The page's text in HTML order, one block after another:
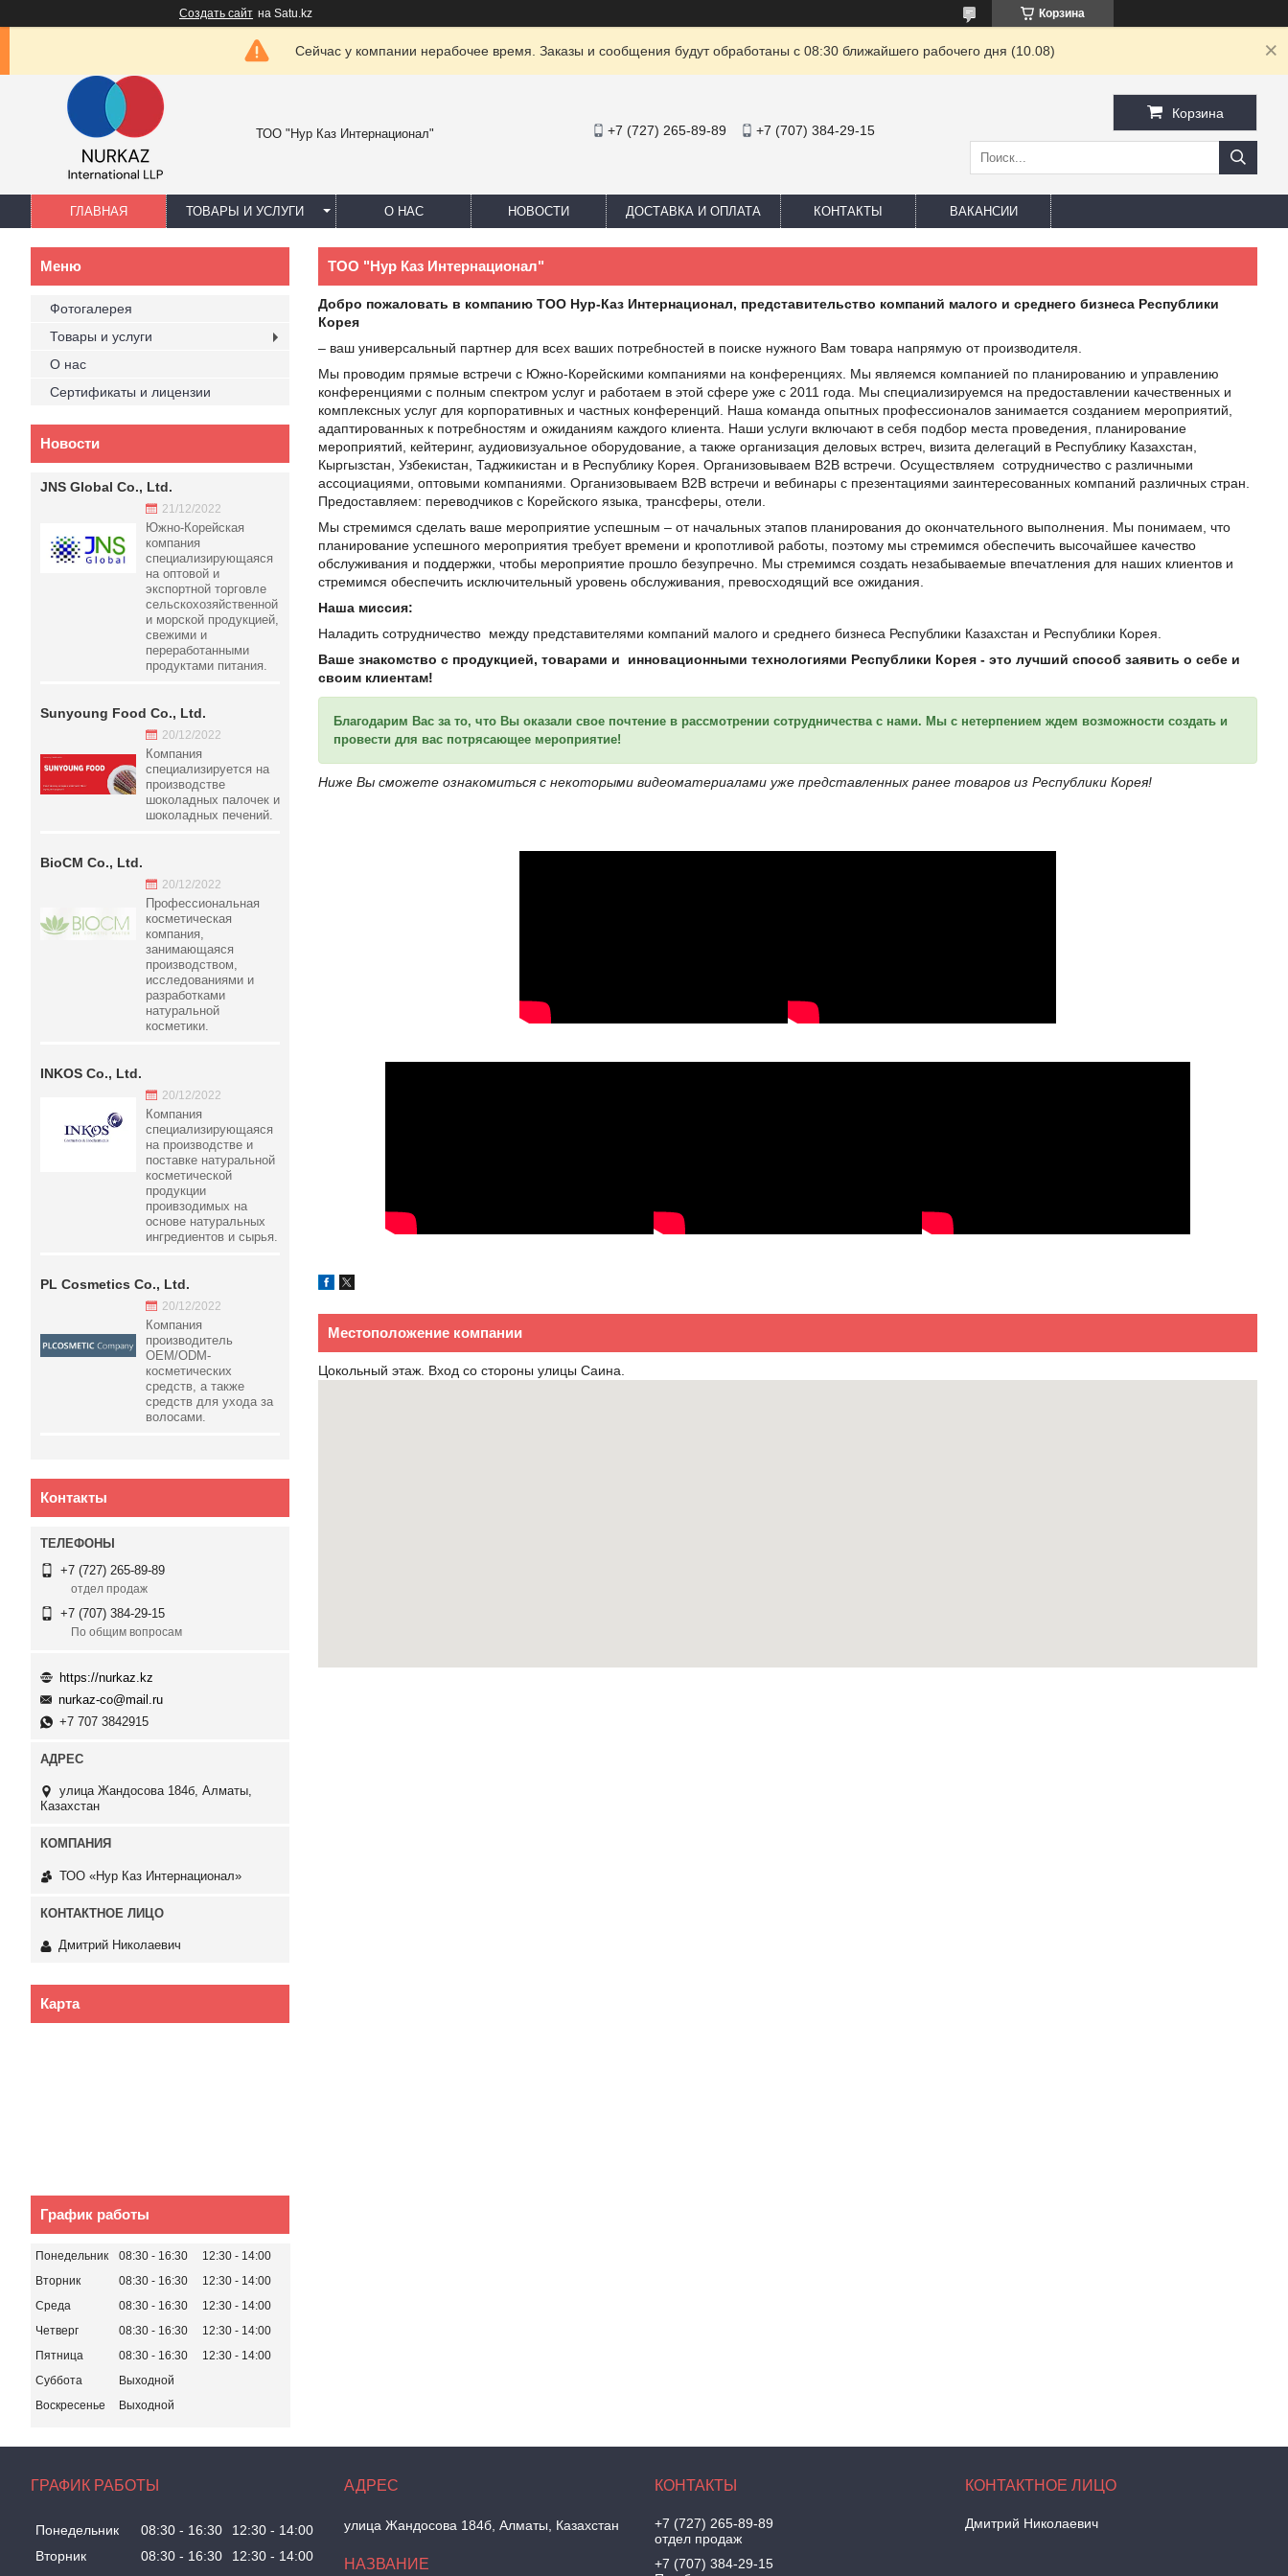
Создать сайт на Satu.kz Корзина
Сейчас у компании нерабочее время. Заказы и сообщения будут обработаны с 08:30 ближайшего рабочего дня (10.08)
ТОО "Нур Каз Интернационал" +7 (727) 265-89-89 +7 (707) 384-29-15
Корзина
ГЛАВНАЯ ТОВАРЫ И УСЛУГИ О НАС НОВОСТИ ДОСТАВКА И ОПЛАТА КОНТАКТЫ ВАКАНСИИ
ТОО "Нур Каз Интернационал"
Добро пожаловать в компанию ТОО Нур-Каз Интернационал, представительство компаний малого и среднего бизнеса Республики
Корея
– ваш универсальный партнер для всех ваших потребностей в поиске нужного Вам товара напрямую от производителя.
Мы проводим прямые встречи с Южно-Корейскими компаниями на конференциях. Мы являемся компанией по планированию и управлению
конференциями с полным спектром услуг и работаем в этой сфере уже с 2011 года. Мы специализируемся на предоставлении качественных и
комплексных услуг для корпоративных и частных конференций. Наша команда опытных профессионалов занимается созданием мероприятий,
адаптированных к потребностям и ожиданиям каждого клиента. Наши услуги включают в себя подбор места проведения, планирование
мероприятий, кейтеринг, аудиовизуальное оборудование, а также организация деловых встреч, визита делегаций в Республику Казахстан,
Кыргызстан, Узбекистан, Таджикистан и в Республику Корея. Организовываем B2B встречи. Осуществляем сотрудничество с различными
ассоциациями, оптовыми компаниями. Организовываем B2B встречи и вебинары с презентациями заинтересованных компаний различных стран.
Предоставляем: переводчиков с Корейского языка, трансферы, отели.
Мы стремимся сделать ваше мероприятие успешным – от начальных этапов планирования до окончательного выполнения. Мы понимаем, что
планирование успешного мероприятия требует времени и кропотливой работы, поэтому мы стремимся обеспечить высочайшее качество
обслуживания и поддержки, чтобы мероприятие прошло безупречно. Мы стремимся создать незабываемые впечатления для наших клиентов и
стремимся обеспечить исключительный уровень обслуживания, превосходящий все ожидания.
Наша миссия:
Наладить сотрудничество между представителями компаний малого и среднего бизнеса Республики Казахстан и Республики Корея.
Ваше знакомство с продукцией, товарами и инновационными технологиями Республики Корея - это лучший способ заявить о себе и
своим клиентам!
Благодарим Вас за то, что Вы оказали свое почтение в рассмотрении сотрудничества с нами. Мы с нетерпением ждем возможности создать и
провести для вас потрясающее мероприятие!
Ниже Вы сможете ознакомиться с некоторыми видеоматериалами уже представленных ранее товаров из Республики Корея!
Местоположение компании
Цокольный этаж. Вход со стороны улицы Саина.
Фотогалерея
Товары и услуги
О нас
Сертификаты и лицензии
Новости
JNS Global Co., Ltd.
21/12/2022
Южно-Корейская
компания
специализирующаяся
на оптовой и
экспортной торговле
сельскохозяйственной
и морской продукцией,
свежими и
переработанными
продуктами питания.
Sunyoung Food Co., Ltd.
20/12/2022
Компания
специализируется на
производстве
шоколадных палочек и
шоколадных печений.
BioCM Co., Ltd.
20/12/2022
Профессиональная
косметическая
компания,
занимающаяся
производством,
исследованиями и
разработками
натуральной
косметики.
INKOS Co., Ltd.
20/12/2022
Компания
специализирующаяся
на производстве и
поставке натуральной
косметической
продукции
проивзодимых на
основе натуральных
ингредиентов и сырья.
PL Cosmetics Co., Ltd.
20/12/2022
Компания
производитель
OEM/ODM-
косметических
средств, а также
средств для ухода за
волосами.
Контакты
+7 (727) 265-89-89
отдел продаж
+7 (707) 384-29-15
По общим вопросам
https://nurkaz.kz
nurkaz-co@mail.ru
+7 707 3842915
улица Жандосова 184б, Алматы,
Казахстан
ТОО «Нур Каз Интернационал»
Дмитрий Николаевич
Карта
График работы
Понедельник 08:30 16:30 12:30
14:00
Вторник
08:30 16:30 12:30
14:00
Среда
08:30 16:30 12:30
14:00
Четверг
08:30 16:30 12:30
14:00
Пятница
08:30 16:30 12:30
14:00
Суббота
Выходной
Воскресенье
Выходной
ГРАФИК РАБОТЫ
Понедельник 08:30 16:30 12:30
14:00
Вторник
08:30 16:30 12:30
14:00
улица Жандосова 184б, Алматы, Казахстан
+7 (727) 265-89-89
отдел продаж
+7 (707) 384-29-15
Дмитрий Николаевич